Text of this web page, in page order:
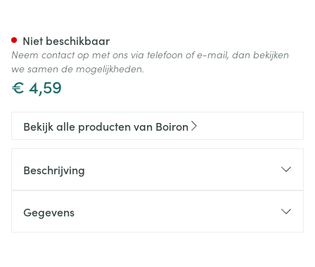
€ 4,59
Niet beschikbaar
Neem contact op met ons via telefoon of e-mail, dan bekijken
we samen de mogelijkheden.
Bekijk alle producten van Boiron
Beschrijving
Gegevens